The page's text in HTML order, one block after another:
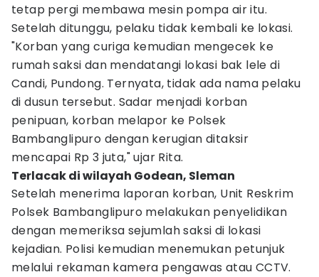
tetap pergi membawa mesin pompa air itu.
Setelah ditunggu, pelaku tidak kembali ke lokasi.
"Korban yang curiga kemudian mengecek ke
rumah saksi dan mendatangi lokasi bak lele di
Candi, Pundong. Ternyata, tidak ada nama pelaku
di dusun tersebut. Sadar menjadi korban
penipuan, korban melapor ke Polsek
Bambanglipuro dengan kerugian ditaksir
mencapai Rp 3 juta," ujar Rita.
Terlacak di wilayah Godean, Sleman
Setelah menerima laporan korban, Unit Reskrim
Polsek Bambanglipuro melakukan penyelidikan
dengan memeriksa sejumlah saksi di lokasi
kejadian. Polisi kemudian menemukan petunjuk
melalui rekaman kamera pengawas atau CCTV.